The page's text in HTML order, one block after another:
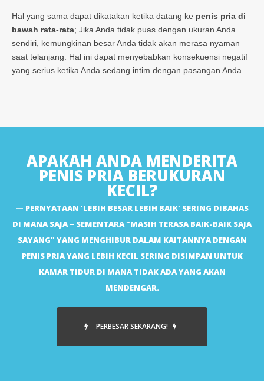
Hal yang sama dapat dikatakan ketika datang ke penis pria di
bawah rata-rata; Jika Anda tidak puas dengan ukuran Anda
sendiri, kemungkinan besar Anda tidak akan merasa nyaman
saat telanjang. Hal ini dapat menyebabkan konsekuensi negatif
yang serius ketika Anda sedang intim dengan pasangan Anda.
APAKAH ANDA MENDERITA
PENIS PRIA BERUKURAN
KECIL?
PERNYATAAN 'LEBIH BESAR LEBIH BAIK' SERING DIBAHAS
DI MANA SAJA – SEMENTARA "MASIH TERASA BAIK-BAIK SAJA
SAYANG" YANG MENGHIBUR DALAM KAITANNYA DENGAN
PENIS PRIA YANG LEBIH KECIL SERING DISIMPAN UNTUK
KAMAR TIDUR DI MANA TIDAK ADA YANG AKAN
MENDENGAR.
PERBESAR SEKARANG!